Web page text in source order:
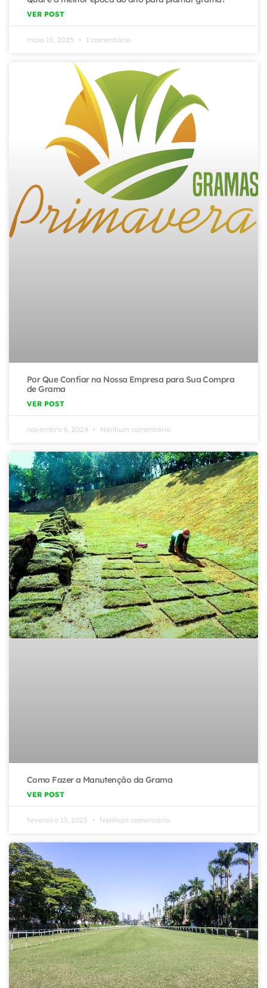
VER POST
maio 15, 2025 1 comentário
Por Que Confiar na Nossa Empresa para Sua Compra
de Grama
VER POST
novembro 6, 2024 Nenhum comentário
Como Fazer a Manutenção da Grama
VER POST
fevereiro 13, 2025 Nenhum comentário